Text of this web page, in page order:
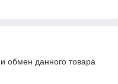
обмен данного товара